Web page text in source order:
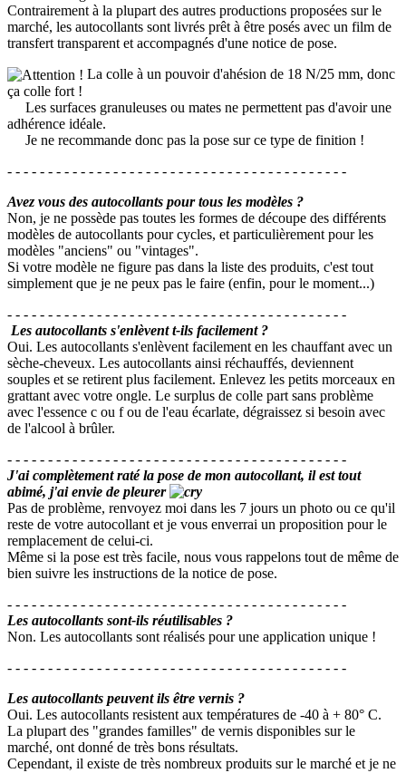
Contrairement à la plupart des autres productions proposées sur le
marché, les autocollants sont livrés prêt à être posés avec un film de
transfert transparent et accompagnés d'une notice de pose.
La colle à un pouvoir d'ahésion de 18 N/25 mm, donc
ça colle fort !
Les surfaces granuleuses ou mates ne permettent pas d'avoir une
adhérence idéale.
Je ne recommande donc pas la pose sur ce type de finition !
- - - - - - - - - - - - - - - - - - - - - - - - - - - - - - - - - - - - - - - - - -
Avez vous des autocollants pour tous les modèles ?
Non, je ne possède pas toutes les formes de découpe des différents
modèles de autocollants pour cycles, et particulièrement pour les
modèles "anciens" ou "vintages".
Si votre modèle ne figure pas dans la liste des produits, c'est tout
simplement que je ne peux pas le faire (enfin, pour le moment...)
- - - - - - - - - - - - - - - - - - - - - - - - - - - - - - - - - - - - - - - - - -
Les autocollants s'enlèvent t-ils facilement ?
Oui. Les autocollants s'enlèvent facilement en les chauffant avec un
sèche-cheveux. Les autocollants ainsi réchauffés, deviennent
souples et se retirent plus facilement. Enlevez les petits morceaux en
grattant avec votre ongle. Le surplus de colle part sans problème
avec l'essence c ou f ou de l'eau écarlate, dégraissez si besoin avec
de l'alcool à brûler.
- - - - - - - - - - - - - - - - - - - - - - - - - - - - - - - - - - - - - - - - - -
J'ai complètement raté la pose de mon autocollant, il est tout
abimé, j'ai envie de pleurer
Pas de problème, renvoyez moi dans les 7 jours un photo ou ce qu'il
reste de votre autocollant et je vous enverrai un proposition pour le
remplacement de celui-ci.
Même si la pose est très facile, nous vous rappelons tout de même de
bien suivre les instructions de la notice de pose.
- - - - - - - - - - - - - - - - - - - - - - - - - - - - - - - - - - - - - - - - - -
Les autocollants sont-ils réutilisables ?
Non. Les autocollants sont réalisés pour une application unique !
- - - - - - - - - - - - - - - - - - - - - - - - - - - - - - - - - - - - - - - - - -
Les autocollants peuvent ils être vernis ?
Oui. Les autocollants resistent aux températures de -40 à + 80° C.
La plupart des "grandes familles" de vernis disponibles sur le
marché, ont donné de très bons résultats.
Cependant, il existe de très nombreux produits sur le marché et je ne